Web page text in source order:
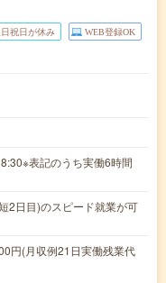
日祝日が休み WEB登録OK
表記のうち実働6時間
2日目)のスピード就業が可
円(月収例21日実働残業代